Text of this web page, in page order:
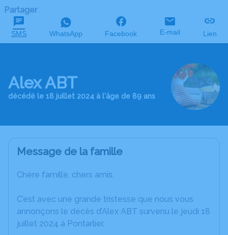
Partager
SMS WhatsApp Facebook E-mail Lien
Alex ABT
décédé le 18 juillet 2024 à l'âge de 89 ans
Message de la famille
Chère famille, chers amis,
C’est avec une grande tristesse que nous vous
annonçons le décès d’Alex ABT survenu le jeudi 18
juillet 2024 à Pontarlier.